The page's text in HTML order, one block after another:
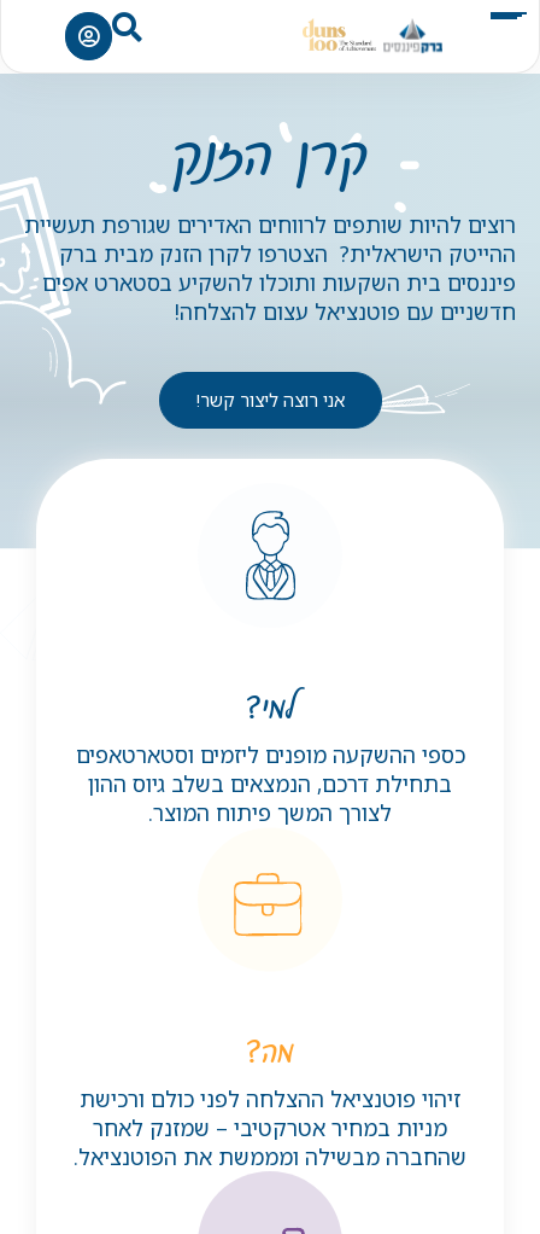
קרן הזנק
רוצים להיות שותפים לרווחים האדירים שגורפת תעשיית
ההייטק הישראלית? הצטרפו לקרן הזנק מבית ברק
פיננסים בית השקעות ותוכלו להשקיע בסטארט אפים
חדשניים עם פוטנציאל עצום להצלחה!
אני רוצה ליצור קשר!
למי?
כספי ההשקעה מופנים ליזמים וסטארטאפים
בתחילת דרכם, הנמצאים בשלב גיוס ההון
לצורך המשך פיתוח המוצר.
מה?
זיהוי פוטנציאל ההצלחה לפני כולם ורכישת
מניות במחיר אטרקטיבי – שמזנק לאחר
שהחברה מבשילה ומממשת את הפוטנציאל.